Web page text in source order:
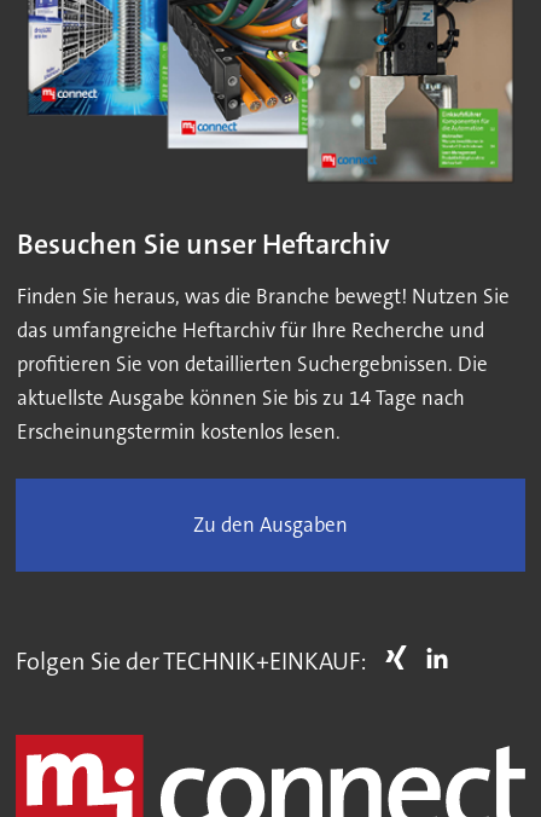
Besuchen Sie unser Heftarchiv
Finden Sie heraus, was die Branche bewegt! Nutzen Sie
das umfangreiche Heftarchiv für Ihre Recherche und
profitieren Sie von detaillierten Suchergebnissen. Die
aktuellste Ausgabe können Sie bis zu 14 Tage nach
Erscheinungstermin kostenlos lesen.
Zu den Ausgaben
Folgen Sie der TECHNIK+EINKAUF: